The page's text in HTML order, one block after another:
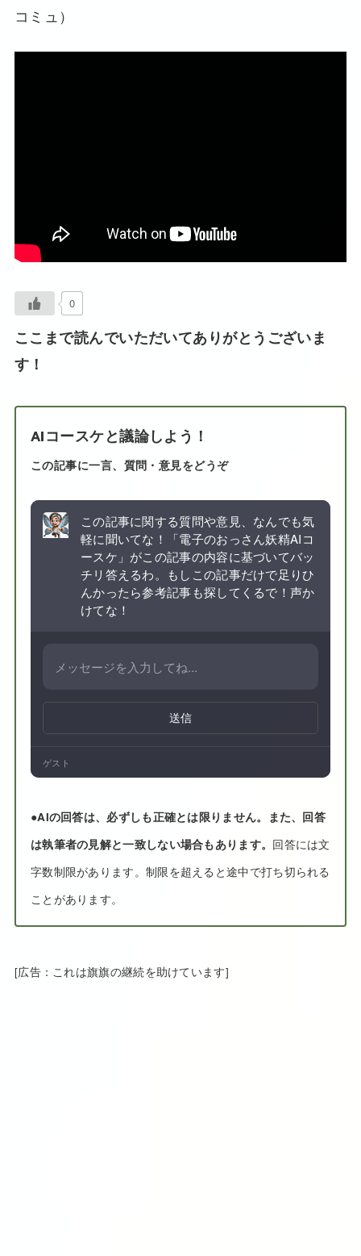
コミュ）
0
ここまで読んでいただいてありがとうございま
す！
AIコースケと議論しよう！
この記事に一言、質問・意見をどうぞ
この記事に関する質問や意見、なんでも気
軽に聞いてな！「電子のおっさん妖精AIコ
ースケ」がこの記事の内容に基づいてバッ
チリ答えるわ。もしこの記事だけで足りひ
んかったら参考記事も探してくるで！声か
けてな！
送信
ゲスト
●AIの回答は、必ずしも正確とは限りません。また、回答
は執筆者の見解と一致しない場合もあります。 回答には文
字数制限があります。制限を超えると途中で打ち切られる
ことがあります。
[広告：これは旗旗の継続を助けています]